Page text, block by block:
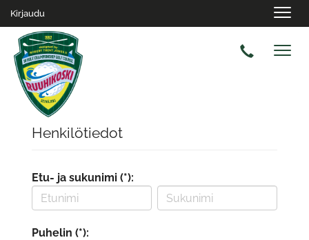
Kirjaudu
Henkilötiedot
Etu- ja sukunimi (*):
Puhelin (*):